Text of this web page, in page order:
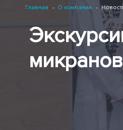
Главная О компании